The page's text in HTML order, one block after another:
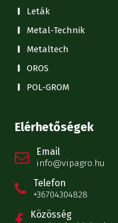
Leták
Metal-Technik
Metaltech
OROS
POL-GROM
Elérhetőségek
Email
info@vipagro.hu
Telefon
+36704304828
Közösség